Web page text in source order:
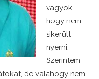
vagyok,
hogy nem
sikerült
nyerni.
Szerintem
de valahogy nem